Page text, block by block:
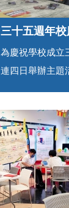
三十五週年
為慶祝學校成立
連四日舉辦主題